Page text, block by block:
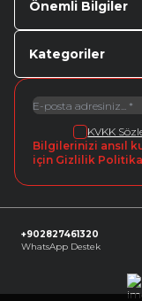
Önemli Bilgiler
Kategoriler
KVKK
Bilgilerinizi ansıl
için Gizlilik
+902827461320
WhatsApp Destek